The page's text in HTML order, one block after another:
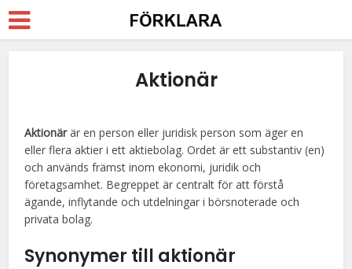
Aktionär
Aktionärär en person eller juridisk person som äger en
eller flera aktier i ett aktiebolag. Ordet är ett substantiv (en)
och används främst inom ekonomi, juridik och
företagsamhet. Begreppet är centralt för att förstå
ägande, inflytande och utdelningar i börsnoterade och
privata bolag.
Synonymer till aktionär